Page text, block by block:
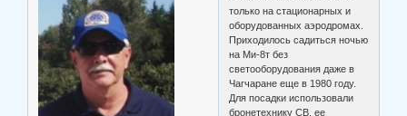
только на стационарных и
оборудованных аэродромах.
Приходилось садиться ночью
на Ми-8т без
светооборудования даже в
Чагчаране еще в 1980 году.
Для посадки использовали
бронетехнику СВ, ее